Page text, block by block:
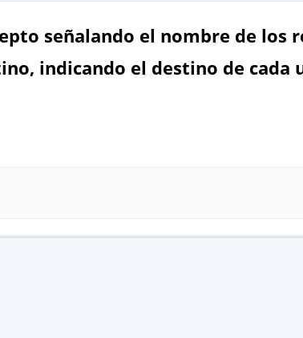
señalando el nombre de los
indicando el destino de cada